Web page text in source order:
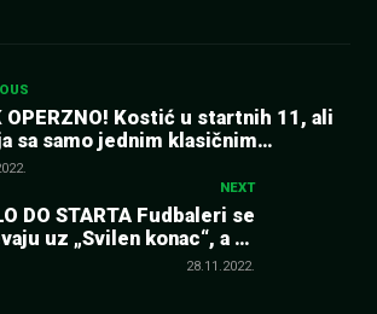
OPERZNO! Kostić u startnih 11, ali
sa samo jednim klasičnim
evo ko je ostao na klupi
NEXT
DO STARTA Fudbaleri se
uz „Svilen konac“, a na
star 81 godinu (VIDEO)
28.11.2022.